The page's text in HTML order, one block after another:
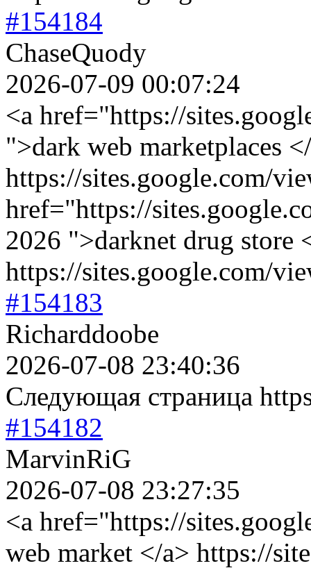
#154184
ChaseQuody
2026-07-09 00:07:24
<a href="https://
">dark web marketplaces
https://sites.google.com/
href="https://
2026 ">darknet drug store
https://sites.google.com/
#154183
Richarddoobe
2026-07-08 23:40:36
Следующая страница
#154182
MarvinRiG
2026-07-08 23:27:35
<a href="https://
web market </a> https://